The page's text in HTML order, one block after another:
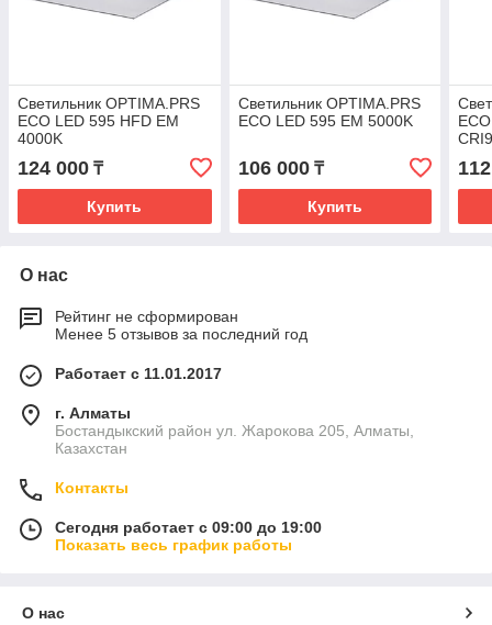
Светильник OPTIMA.PRS
ECO LED 595 HFD EM
4000K
124 000 ₸
Купить
Светильник OPTIMA.PRS
ECO LED 595 EM 5000K
106 000₸
Купить
О нас
Рейтинг не сформирован
Менее 5 отзывов за последний год
Работает с 11.01.2017
г. Алматы
Бостандыкский район ул. Жарокова 205, Алматы,
Казахстан
Контакты
Сегодня работает с 09:00 до 19:00
Показать весь график работы
О нас